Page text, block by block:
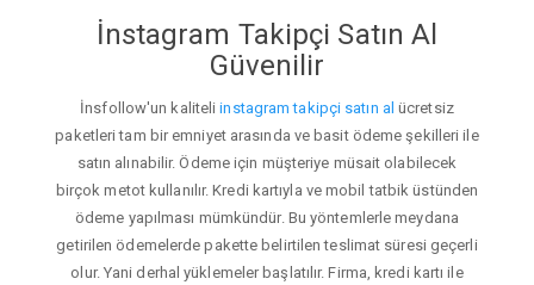
İnstagram Takipçi Satın Al
Güvenilir
İnsfollow'un kaliteliinstagram takipçi satın al ücretsiz
paketleri tam bir emniyet arasında ve basit ödeme şekilleri ile
satın alınabilir. Ödeme için müşteriye müsait olabilecek
birçok metot kullanılır. Kredi kartıyla ve mobil tatbik üstünden
ödeme yapılması mümkündür. Bu yöntemlerle meydana
getirilen ödemelerde pakette belirtilen teslimat süresi geçerli
olur. Yani derhal yüklemeler başlatılır. Firma, kredi kartı ile